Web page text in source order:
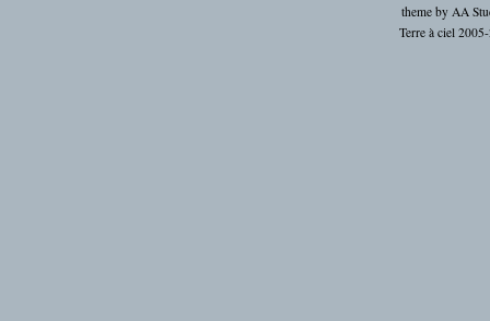
theme by AA
Terre à ciel